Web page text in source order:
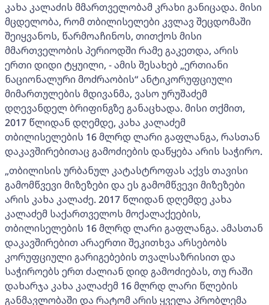
კახა კალაძის მმართველობამ კრახი განიცადა. მისი
მცდელობა, რომ თბილისელები კვლავ შეცდომაში
შეიყვანოს, წარმოაჩინოს, თითქოს მისი
მმართველობის პერიოდში რამე გაკეთდა, არის
ერთი დიდი ტყუილი, - ამის შესახებ „ერთიანი
ნაციონალური მოძრაობის“ ანტიკორუფციული
მიმართულების მდივანმა, ვასო ურუშაძემ
დღევანდელ ბრიფინგზე განაცხადა. მისი თქმით,
2017 წლიდან დღემდე, კახა კალაძემ
თბილისელების 16 მლრდ ლარი გაფლანგა, რასთან
დაკავშირებითაც გამოძიების დაწყება არის საჭირო.
„თბილისის ურბანულ კატასტროფას აქვს თავისი
გამომწვევი მიზეზები და ეს გამომწვევი მიზეზები
არის კახა კალაძე. 2017 წლიდან დღემდე კახა
კალაძემ საქართველოს მოქალაქეების,
თბილისელების 16 მლრდ ლარი გაფლანგა. ამასთან
დაკავშირებით არაერთი შეკითხვა არსებობს
კორუფციული გარიგებების თვალსაზრისით და
საჭიროებს ერთ ძალიან დიდ გამოძიებას, თუ რაში
დახარჯა კახა კალაძემ 16 მლრდ ლარი წლების
განმავლობაში და რატომ არის ყველა პრობლემა